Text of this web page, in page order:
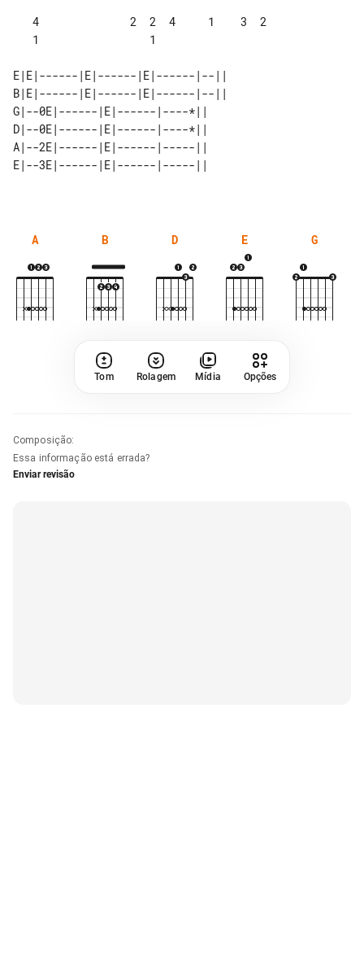
E|E|------|E|------|E|------|--||
B|E|------|E|------|E|------|--||
G|--0E|------|E|------|----*||
D|--0E|------|E|------|----*||
A|--2E|------|E|------|-----||
A B D E G
Tom Rolagem Mídia Opções
Composição:
Essa informação está errada?
Enviar revisão